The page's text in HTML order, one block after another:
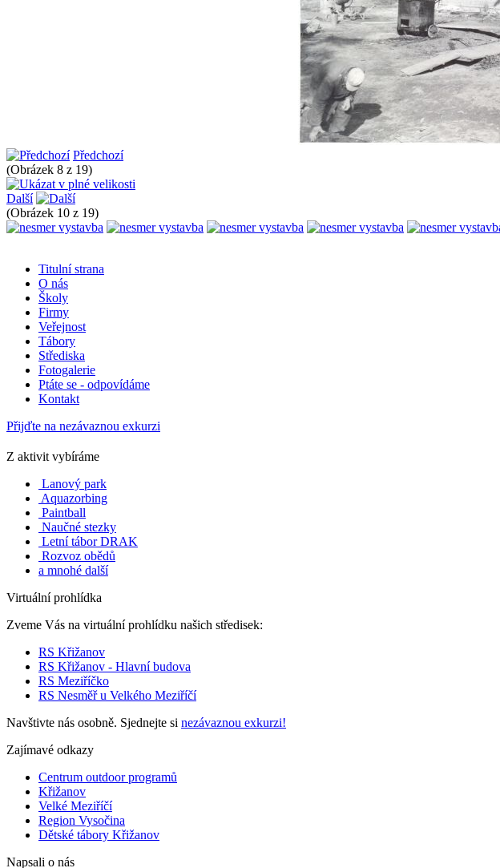
Předchozí
(Obrázek 8 z 19)
Další
(Obrázek 10 z 19)
Titulní strana
O nás
Školy
Firmy
Veřejnost
Tábory
Střediska
Fotogalerie
Ptáte se - odpovídáme
Kontakt
Přijďte na nezávaznou exkurzi
Z aktivit vybíráme
Lanový park
Aquazorbing
Paintball
Naučné stezky
Letní tábor DRAK
Rozvoz obědů
a mnohé další
Virtuální prohlídka
Zveme Vás na virtuální prohlídku našich středisek:
RS Křižanov
RS Křižanov - Hlavní budova
RS Meziříčko
RS Nesměř u Velkého Meziříčí
Navštivte nás osobně. Sjednejte si nezávaznou exkurzi!
Zajímavé odkazy
Centrum outdoor programů
Křižanov
Velké Meziříčí
Region Vysočina
Dětské tábory Křižanov
Napsali o nás